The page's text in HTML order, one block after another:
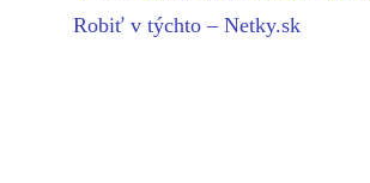
Robiť v týchto – Netky.sk